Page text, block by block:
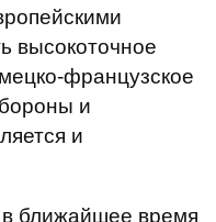
высокоточное
французское
и
и
ближайшее время